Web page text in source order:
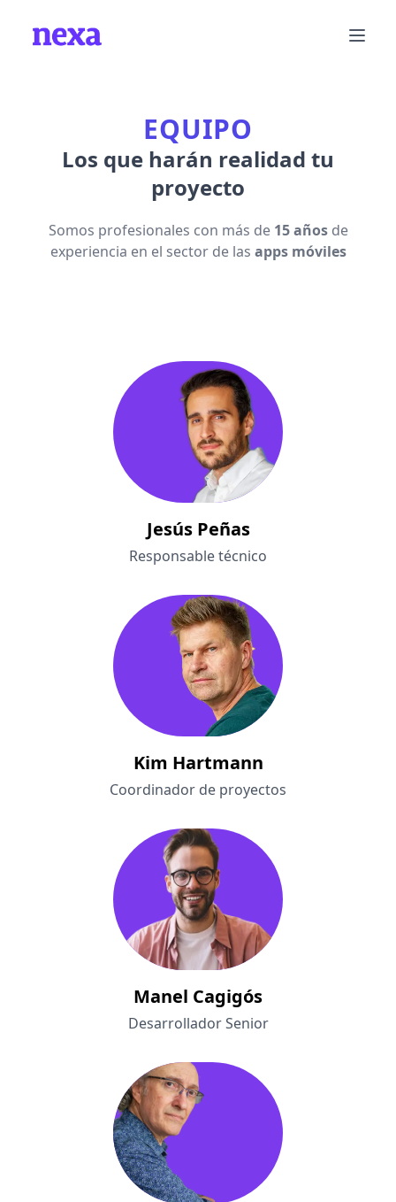
Contacta
EQUIPO
Los que harán realidad tu
proyecto
Somos profesionales con más de 15 añosde
experiencia en el sector de las apps móviles
Jesús Peñas
Responsable técnico
Kim Hartmann
Coordinador de proyectos
Manel Cagigós
Desarrollador Senior